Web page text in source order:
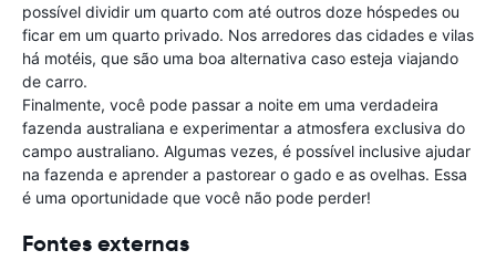
possível dividir um quarto com até outros doze hóspedes ou
ficar em um quarto privado. Nos arredores das cidades e vilas
há motéis, que são uma boa alternativa caso esteja viajando
de carro.
Finalmente, você pode passar a noite em uma verdadeira
fazenda australiana e experimentar a atmosfera exclusiva do
campo australiano. Algumas vezes, é possível inclusive ajudar
na fazenda e aprender a pastorear o gado e as ovelhas. Essa
é uma oportunidade que você não pode perder!
Fontes externas